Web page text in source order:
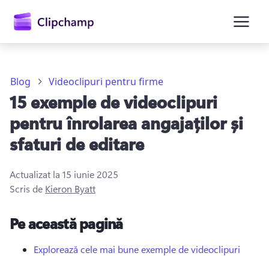
principal
Conectați-vă
Blog Videoclipuri pentru firme
15 exemple de videoclipuri
pentru înrolarea angajaților și
sfaturi de editare
Actualizat la 15 iunie 2025
Scris de Kieron Byatt
Pe această pagină
Explorează cele mai bune exemple de videoclipuri